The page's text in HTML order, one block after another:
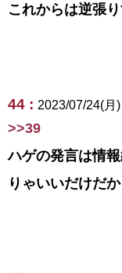
これからは逆張り
44 : 2023/07/24(月
>>39
ハゲの発言は情
りゃいいだけだ